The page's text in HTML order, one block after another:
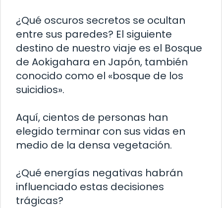
¿Qué oscuros secretos se ocultan
entre sus paredes? El siguiente
destino de nuestro viaje es el Bosque
de Aokigahara en Japón, también
conocido como el «bosque de los
suicidios».
Aquí, cientos de personas han
elegido terminar con sus vidas en
medio de la densa vegetación.
¿Qué energías negativas habrán
influenciado estas decisiones
trágicas?